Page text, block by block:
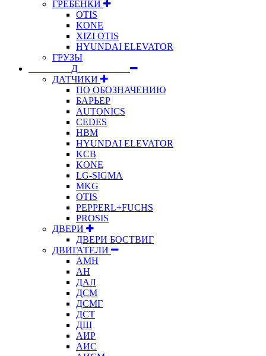
ГРЕБЕНКИ
OTIS
KONE
XIZI OTIS
HYUNDAI ELEVATOR
ГРУЗЫ
⠀⠀⠀⠀⠀⠀Д⠀⠀⠀⠀⠀⠀⠀
ДАТЧИКИ
ПО ОБОЗНАЧЕНИЮ
БАРЬЕР
AUTONICS
CEDES
HBM
HYUNDAI ELEVATOR
KCB
KONE
LG-SIGMA
MKG
OTIS
PEPPERL+FUCHS
PROSIS
ДВЕРИ
ДВЕРИ БОСТВИГ
ДВИГАТЕЛИ
АМН
АН
ДАЛ
ДСМ
ДСМГ
ДСТ
ДШ
АИР
АИС